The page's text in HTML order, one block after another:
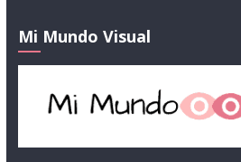
Mi Mundo Visual